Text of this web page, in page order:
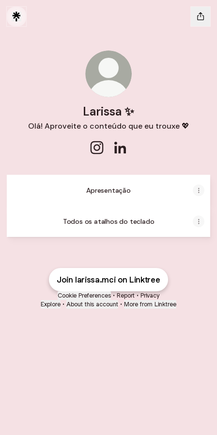
Larissa ✨
Olá! Aproveite o conteúdo que eu trouxe 💖
Apresentação
Todos os atalhos do teclado
Join larissa.mci on Linktree
Cookie Preferences • Report • Privacy
Explore • About this account • More from Linktree